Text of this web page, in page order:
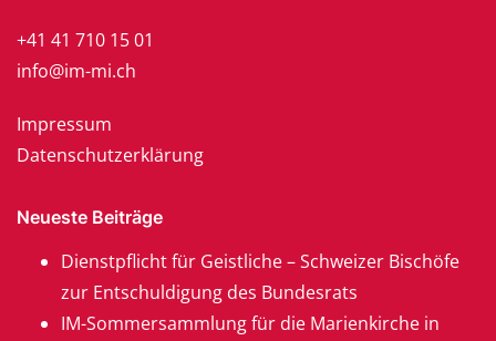
+41 41 710 15 01
info@im-mi.ch
Impressum
Datenschutzerklärung
Neueste Beiträge
Dienstpflicht für Geistliche – Schweizer Bischöfe
zur Entschuldigung des Bundesrats
IM-Sommersammlung für die Marienkirche in